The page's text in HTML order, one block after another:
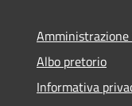
Albo pretorio
Informativa